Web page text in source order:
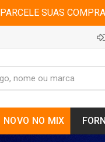
PARCELE SUAS
NOVO NO MIX